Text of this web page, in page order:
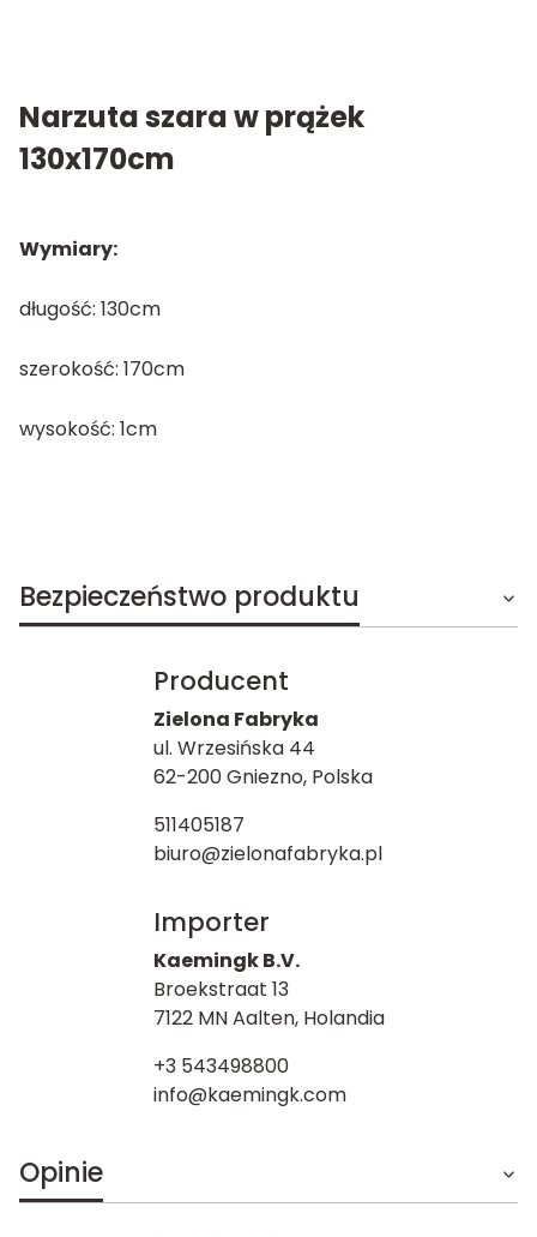
Narzuta szara w prążek
130x170cm
Wymiary:
długość: 130cm
szerokość: 170cm
wysokość: 1cm
Bezpieczeństwo produktu
Producent
Zielona Fabryka
ul. Wrzesińska 44
62-200 Gniezno, Polska
511405187
biuro@zielonafabryka.pl
Importer
Kaemingk B.V.
Broekstraat 13
7122 MN Aalten, Holandia
+3 543498800
info@kaemingk.com
Opinie